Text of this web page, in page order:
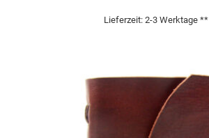
Lieferzeit: 2-3 Werktage **